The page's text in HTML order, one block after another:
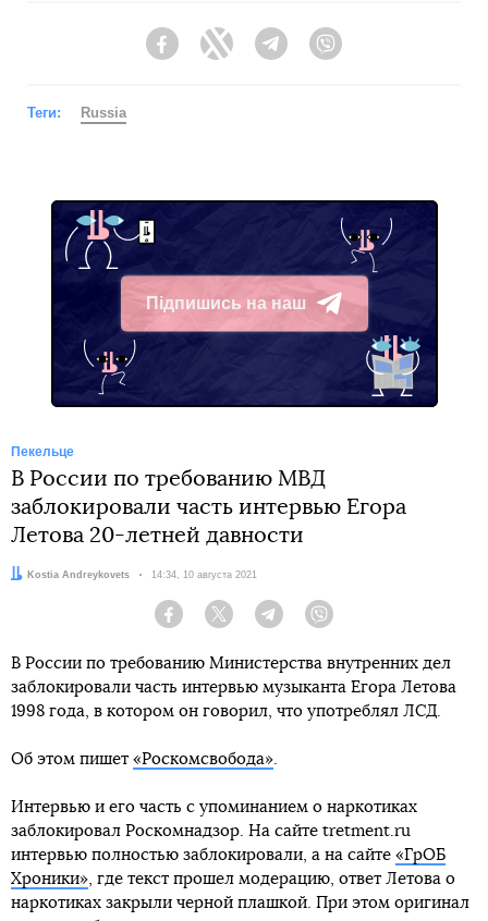
FacebookTwitter Telegram
Теги: Russia
Підпишись на наш
Telegram
Пекельце
В России по требованию МВД
заблокировали часть интервью Егора
Летова 20-летней давности
Автор:Kostia Andreykovets Дата:
14:34, 10 августа 2021
Facebook Twitter Telegram
В России по требованию Министерства внутренних дел
заблокировали часть интервью музыканта Егора Летова
1998 года, в котором он говорил, что употреблял ЛСД.
Об этом пишет «Роскомсвобода».
Интервью и его часть с упоминанием о наркотиках
заблокировал Роскомнадзор. На сайте tretment.ru
интервью полностью заблокировали, а на сайте «ГрОБ
Хроники», где текст прошел модерацию, ответ Летова о
наркотиках закрыли черной плашкой. При этом оригинал